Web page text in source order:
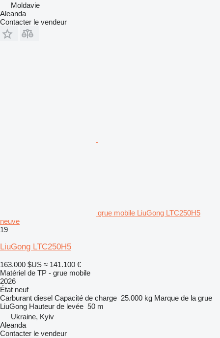
Moldavie
Aleanda
Contacter le vendeur
grue mobile LiuGong LTC250H5
neuve
19
LiuGong LTC250H5
163.000 $US ≈ 141.100 €
Matériel de TP - grue mobile
2026
État neuf
Carburant diesel Capacité de charge 25.000 kg Marque de la grue
LiuGong Hauteur de levée 50 m
Ukraine, Kyiv
Aleanda
Contacter le vendeur